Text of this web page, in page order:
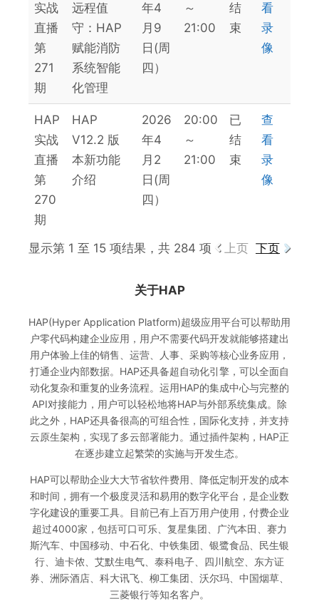
实战
直播
第
271
期
远程值
守：HAP
赋能消防
系统智能
化管理
年4
月9
日(周
四）
～
21:00
结
束
看
录
像
HAP
实战
直播
第
270
期
HAP
V12.2 版
本新功能
介绍
2026
年4
月2
日(周
四）
20:00
～
21:00
已
结
束
查
看
录
像
显示第 1 至 15 项结果，共 284 项 上页 下页
关于HAP
HAP(Hyper Application Platform)超级应用平台可以帮助用
户零代码构建企业应用，用户不需要代码开发就能够搭建出
用户体验上佳的销售、运营、人事、采购等核心业务应用，
打通企业内部数据。HAP还具备超自动化引擎，可以全面自
动化复杂和重复的业务流程。运用HAP的集成中心与完整的
API对接能力，用户可以轻松地将HAP与外部系统集成。除
此之外，HAP还具备很高的可组合性，国际化支持，并支持
云原生架构，实现了多云部署能力。通过插件架构，HAP正
在逐步建立起繁荣的实施与开发生态。
HAP可以帮助企业大大节省软件费用、降低定制开发的成本
和时间，拥有一个极度灵活和易用的数字化平台，是企业数
字化建设的重要工具。目前已有上百万用户使用，付费企业
超过4000家，包括可口可乐、复星集团、广汽本田、赛力
斯汽车、中国移动、中石化、中铁集团、银鹭食品、民生银
行、迪卡侬、艾默生电气、泰科电子、四川航空、东方证
券、洲际酒店、科大讯飞、柳工集团、沃尔玛、中国烟草、
三菱银行等知名客户。